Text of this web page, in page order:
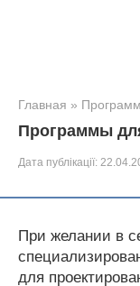
Главная »
Программы
Дата публікації:
При желании в
для